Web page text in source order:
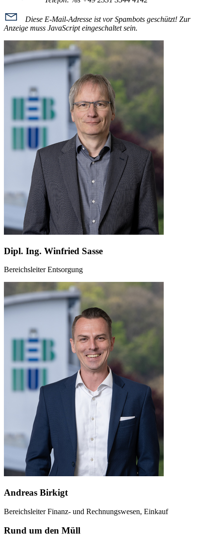
Diese E-Mail-Adresse ist vor Spambots geschützt! Zur
Anzeige muss JavaScript eingeschaltet sein.
Dipl. Ing. Winfried Sasse
Bereichsleiter Entsorgung
Andreas Birkigt
Bereichsleiter Finanz- und Rechnungswesen, Einkauf
Rund um den Müll